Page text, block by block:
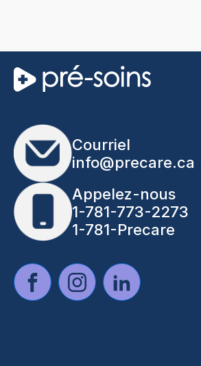
Courriel
info@precare.ca
Appelez-nous
1-781-773-2273
1-781-Precare